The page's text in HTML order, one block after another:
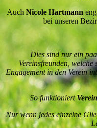
Auch Nicole Hartmann
bei unseren
Dies sind nur ein
Vereinsfreunden,
Engagement in den Verein
So funktioniertVerein
Nur wenn jedes einzelne